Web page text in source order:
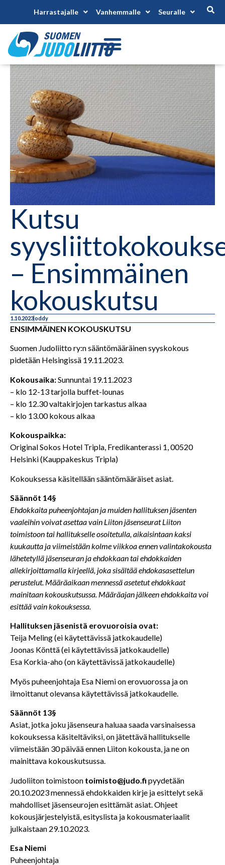
Harrastajalle Vanhemmalle Seuralle
Kutsu
– Ensimmäinen
kokouskutsu
1.10.2023oddy
ENSIMMÄINEN KOKOUSKUTSU
Suomen Judoliitto ry:n sääntömääräinen syyskokous
pidetään Helsingissä 19.11.2023.
Kokousaika:Sunnuntai 19.11.2023
– klo 12-13 tarjolla buffet-lounas
– klo 12.30 valtakirjojen tarkastus alkaa
– klo 13.00 kokous alkaa
Kokouspaikka:
Original Sokos Hotel Tripla, Fredikanterassi 1, 00520
Helsinki (Kauppakeskus Tripla)
Kokouksessa käsitellään sääntömääräiset asiat.
Säännöt 14§
Ehdokkaita puheenjohtajan ja muiden hallituksen jäsenten
vaaleihin voivat asettaa vain Liiton jäsenseurat Liiton
toimistoon tai hallitukselle osoitetulla, aikaisintaan kaksi
kuukautta ja viimeistään kolme viikkoa ennen valintakokousta
lähetetyllä jäsenseuran ja ehdokkaan tai ehdokkaiden
allekirjoittamalla kirjeellä, joka sisältää ehdokasasettelun
perustelut. Määräaikaan mennessä asetetut ehdokkaat
mainitaan kokouskutsussa. Määräajan jälkeen ehdokkaita voi
esittää vain kokouksessa.
Hallituksen jäsenistä erovuoroisia ovat:
Teija Meling (ei käytettävissä jatkokaudelle)
Joonas Könttä (ei käytettävissä jatkokaudelle)
Esa Korkia-aho (on käytettävissä jatkokaudelle)
Myös puheenjohtaja Esa Niemi on erovuorossa ja on
ilmoittanut olevansa käytettävissä jatkokaudelle.
Säännöt 13§
Asiat, jotka joku jäsenseura haluaa saada varsinaisessa
kokouksessa käsiteltäviksi, on jätettävä hallitukselle
viimeistään 30 päivää ennen Liiton kokousta, ja ne on
mainittava kokouskutsussa.
Judoliiton toimistoon toimisto@judo.fi pyydetään
20.10.2023 mennessä ehdokkaiden kirje ja esittelyt sekä
mahdolliset jäsenseurojen esittämät asiat. Ohjeet
kokousjärjestelyistä, esityslista ja kokousmateriaalit
julkaistaan 29.10.2023.
Esa Niemi
Puheenjohtaja